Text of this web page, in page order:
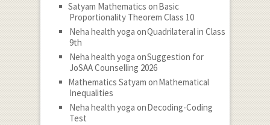
Satyam Mathematics onBasic
Proportionality Theorem Class 10
Neha health yoga onQuadrilateral in Class
9th
Neha health yoga onSuggestion for
JoSAA Counselling 2026
Mathematics Satyam onMathematical
Inequalities
Neha health yoga onDecoding-Coding
Test